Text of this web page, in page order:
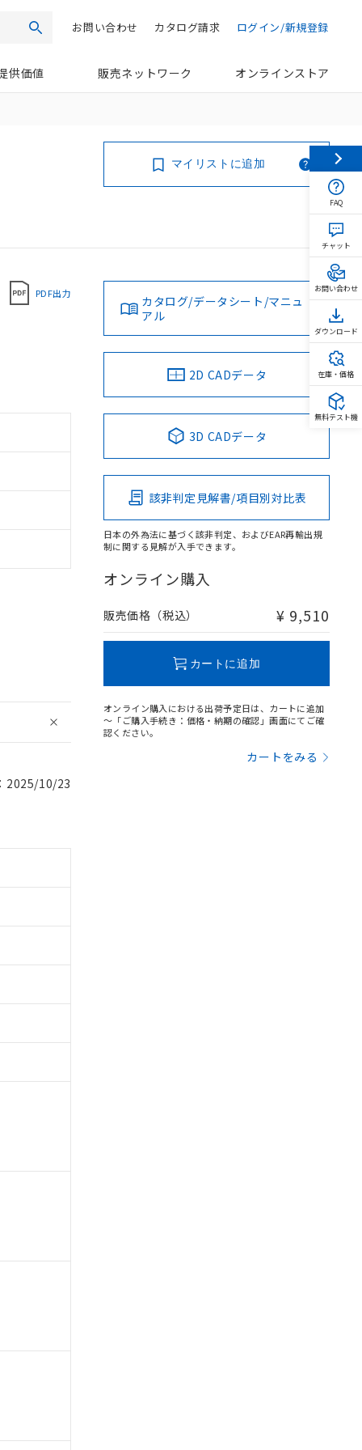
検索 ログイン/新規登録
カタログ請求
お問い合わせ
供価値 販売ネットワーク オンラインストア
マイリストに追加
PDF出力
2025/10/23
カタログ/データシート/マニュ
アル
2D CADデータ
3D CADデータ
該非判定見解書/項目別対比表
日本の外為法に基づく該非判定、およびEAR再輸出規
制に関する見解が入手できます。
オンライン購入
販売価格（税込） ¥ 9,510
カートに追加
オンライン購入における出荷予定日は、カートに追加
～「ご購入手続き：価格・納期の確認」画面にてご確
認ください。
カートをみる
FAQ
チャット
お問い合わせ
ダウンロード
在庫・価格
無料テスト機